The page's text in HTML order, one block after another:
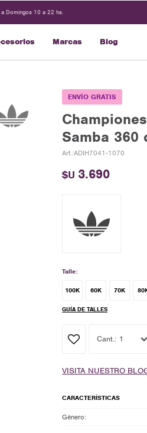
Marcas Blog
Domingos 10 a 22 hs.
ENVÍO GRATIS
Samba 360
ADIH7041-1070
$U 3.690
Talle:
100K 60K 70K
GUÍA DE TALLES
1
VISITA NUESTRO
CARACTERÍSTICAS
Género